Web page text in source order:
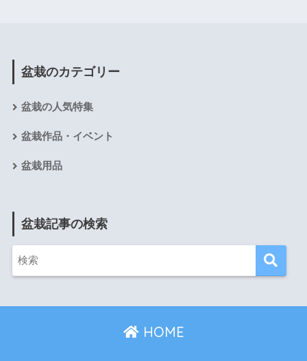
盆栽のカテゴリー
盆栽の人気特集
盆栽作品・イベント
盆栽用品
盆栽記事の検索
HOME